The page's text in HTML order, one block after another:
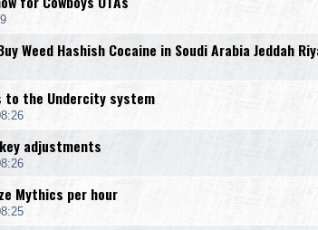
Weed Hashish Cocaine in Soudi Arabia Jeddah
to the Undercity system
adjustments
Mythics per hour